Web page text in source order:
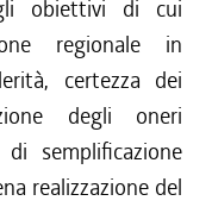
obiettivi di cui
regionale in
certezza dei
degli oneri
semplificazione
realizzazione del